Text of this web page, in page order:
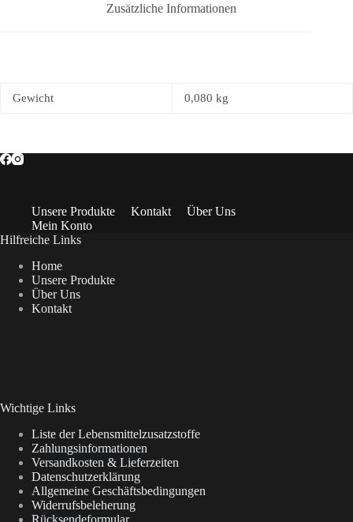
Zusätzliche Informationen
Gewicht 0,080 kg
Unsere Produkte Kontakt
Über Uns
Mein Konto
Hilfreiche Links
Home
Unsere Produkte
Über Uns
Kontakt
Wichtige Links
Liste der Lebensmittelzusatzstoffe
Zahlungsinformationen
Versandkosten & Lieferzeiten
Datenschutzerklärung
Allgemeine Geschäftsbedingungen
Widerrufsbeleherung
Rücksendeformular